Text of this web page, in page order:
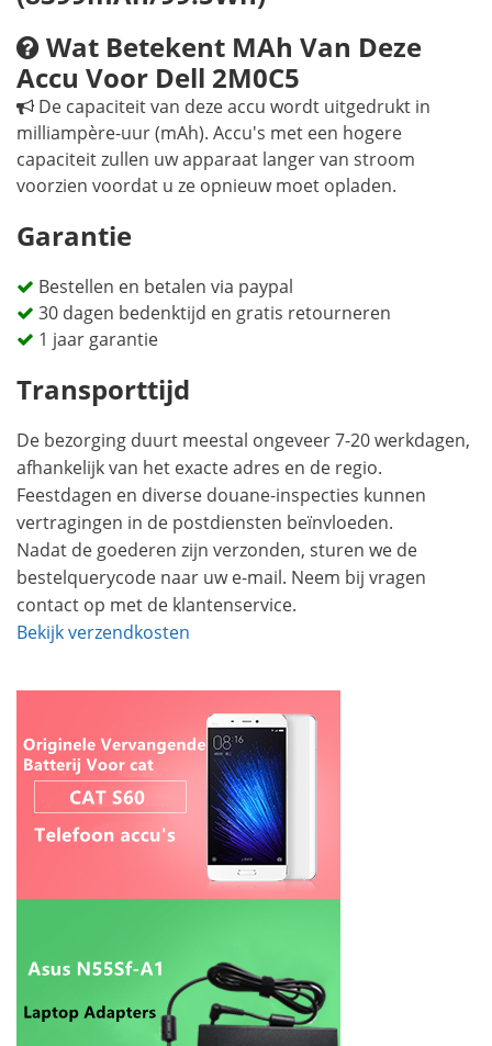
Wat Betekent MAh Van Deze
Accu Voor Dell 2M0C5
De capaciteit van deze accu wordt uitgedrukt in
milliampère-uur (mAh). Accu's met een hogere
capaciteit zullen uw apparaat langer van stroom
voorzien voordat u ze opnieuw moet opladen.
Garantie
Bestellen en betalen via paypal
30 dagen bedenktijd en gratis retourneren
1 jaar garantie
Transporttijd
De bezorging duurt meestal ongeveer 7-20 werkdagen,
afhankelijk van het exacte adres en de regio.
Feestdagen en diverse douane-inspecties kunnen
vertragingen in de postdiensten beïnvloeden.
Nadat de goederen zijn verzonden, sturen we de
bestelquerycode naar uw e-mail. Neem bij vragen
contact op met de klantenservice.
Bekijk verzendkosten